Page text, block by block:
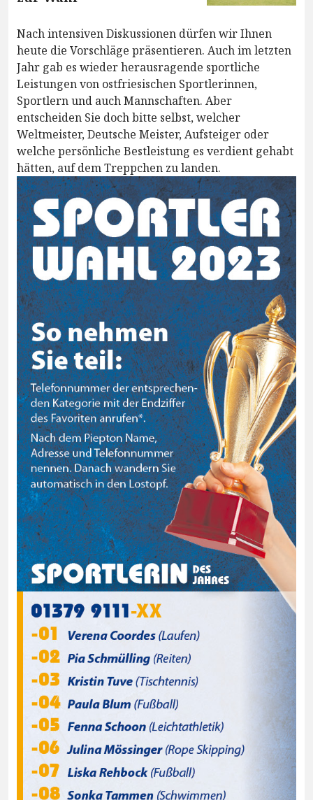
Nach intensiven Diskussionen dürfen wir Ihnen
heute die Vorschläge präsentieren. Auch im letzten
Jahr gab es wieder herausragende sportliche
Leistungen von ostfriesischen Sportlerinnen,
Sportlern und auch Mannschaften. Aber
entscheiden Sie doch bitte selbst, welcher
Weltmeister, Deutsche Meister, Aufsteiger oder
welche persönliche Bestleistung es verdient gehabt
hätten, auf dem Treppchen zu landen.